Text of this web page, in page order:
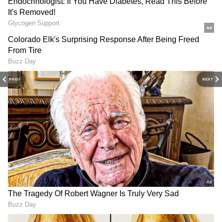
PREV NEXT
அழகான காட்சிகளை படமாக்குவதில்
திறமையான ஒளிப்பதிவாளரான SR கதிர்
இந்தப் படத்தில் இணைகிறார். படத்தின்
வசனத்தை அபூரி ரவி எழுதுகிறார்.
படத்தின் எடிட்டிங்கை வெங்கட் ராஜன்
தமிழ் நியூஸின் பொழுதுபோக்கு பிரிவை
ஆராயுங்கள். சினிமா விமர்சனங்கள்
நேர்காணல்கள், தொடர்களில் நடக்கும்
ட்ராமா மற்றும் பொழுதுபோக்கு உலகின்
டிரெண்ட்ஸ்பாட்டிங்குடன் எப்போதும்
புதுப்பித்த நிலையில் இருங்கள்.
திரையரங்குப் பின்னணி
கதைகள்,டிரெய்லர்வெளியீடுகள்மற்றும்
ரெட் கார்பெட் தருணங்களை அறிந்து
கொள்ளுங்கள்.